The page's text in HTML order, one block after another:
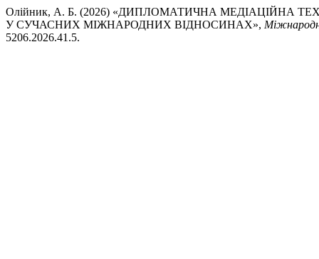
Олійник, А. Б. (2026) «ДИПЛОМАТИЧНА МЕДІАЦІЙНА
У СУЧАСНИХ МІЖНАРОДНИХ ВІДНОСИНАХ»,
5206.2026.41.5.